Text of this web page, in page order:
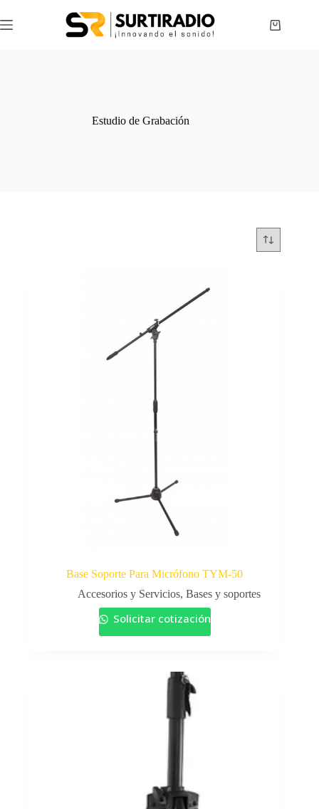
Estudio de Grabación
Base Soporte Para Micrófono TYM-50
Accesorios y Servicios, Bases y soportes
Solicitar cotización